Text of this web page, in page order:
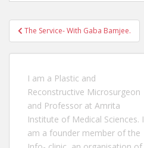
Post
navigation
The Service- With Gaba Bamjee.
I am a Plastic and
Reconstructive Microsurgeon
and Professor at Amrita
Institute of Medical Sciences. I
am a founder member of the